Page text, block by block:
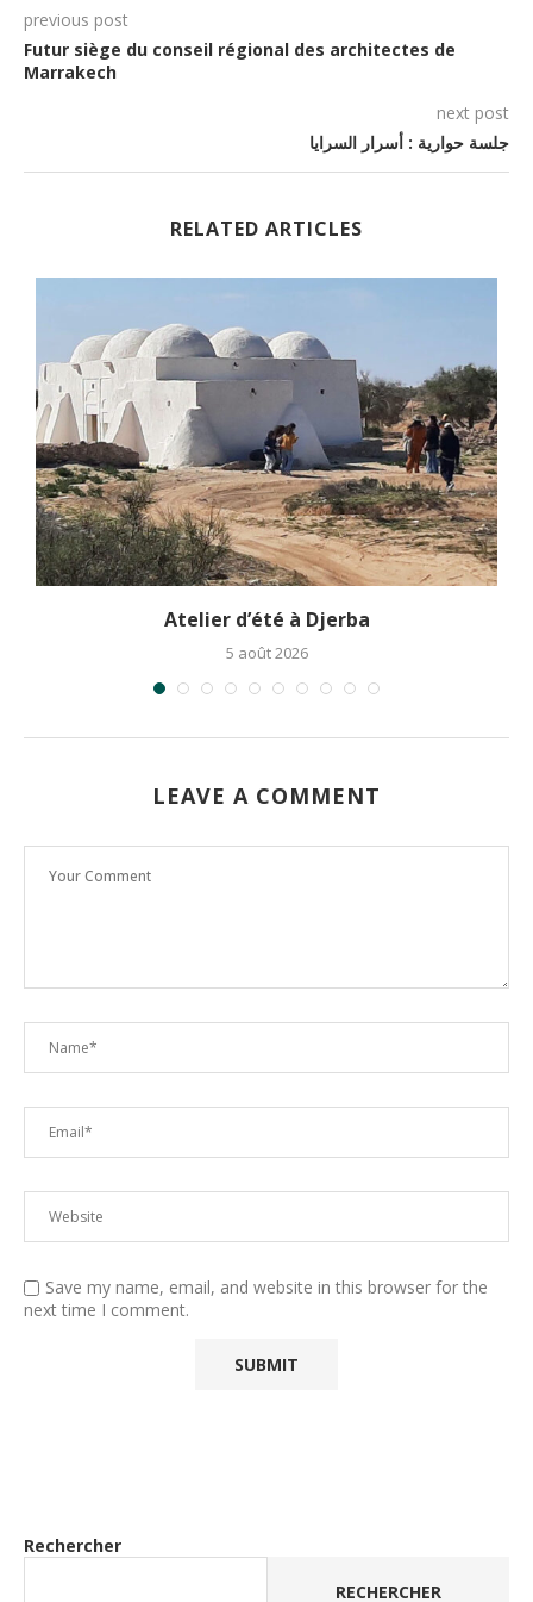
previous post
Futur siège du conseil régional des architectes de
Marrakech
next post
جلسة حوارية : أسرار السرايا
RELATED ARTICLES
Atelier d’été à Djerba
5 août 2026
LEAVE A COMMENT
Save my name, email, and website in this browser for the
next time I comment.
Rechercher
RECHERCHER